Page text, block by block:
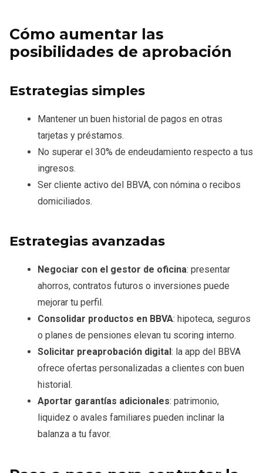
Cómo aumentar las
posibilidades de aprobación
Estrategias simples
Mantener un buen historial de pagos en otras
tarjetas y préstamos.
No superar el 30% de endeudamiento respecto a tus
ingresos.
Ser cliente activo del BBVA, con nómina o recibos
domiciliados.
Estrategias avanzadas
Negociar con el gestor de oficina: presentar
ahorros, contratos futuros o inversiones puede
mejorar tu perfil.
Consolidar productos en BBVA: hipoteca, seguros
o planes de pensiones elevan tu scoring interno.
Solicitar preaprobación digital : la app del BBVA
ofrece ofertas personalizadas a clientes con buen
historial.
Aportar garantías adicionales: patrimonio,
liquidez o avales familiares pueden inclinar la
balanza a tu favor.